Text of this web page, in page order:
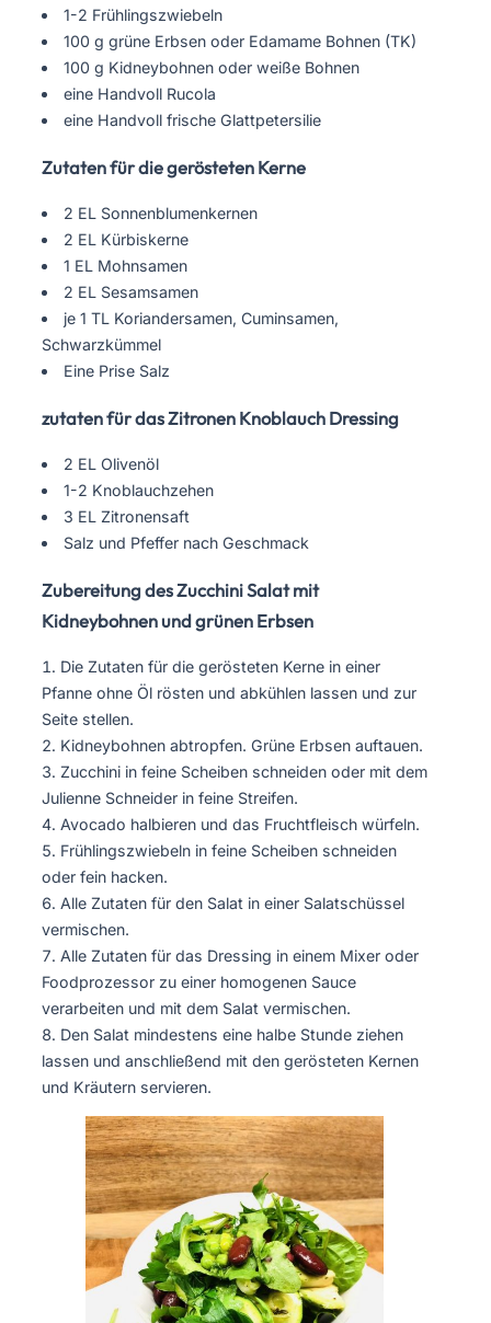
1-2 Frühlingszwiebeln
100 g grüne Erbsen oder Edamame Bohnen (TK)
100 g Kidneybohnen oder weiße Bohnen
eine Handvoll Rucola
eine Handvoll frische Glattpetersilie
Zutaten für die gerösteten Kerne
2 EL Sonnenblumenkernen
2 EL Kürbiskerne
1 EL Mohnsamen
2 EL Sesamsamen
je 1 TL Koriandersamen, Cuminsamen,
Schwarzkümmel
Eine Prise Salz
zutaten für das Zitronen Knoblauch Dressing
2 EL Olivenöl
1-2 Knoblauchzehen
3 EL Zitronensaft
Salz und Pfeffer nach Geschmack
Zubereitung des Zucchini Salat mit
Kidneybohnen und grünen Erbsen
Die Zutaten für die gerösteten Kerne in einer
Pfanne ohne Öl rösten und abkühlen lassen und zur
Seite stellen.
Kidneybohnen abtropfen. Grüne Erbsen auftauen.
Zucchini in feine Scheiben schneiden oder mit dem
Julienne Schneider in feine Streifen.
Avocado halbieren und das Fruchtfleisch würfeln.
Frühlingszwiebeln in feine Scheiben schneiden
oder fein hacken.
Alle Zutaten für den Salat in einer Salatschüssel
vermischen.
Alle Zutaten für das Dressing in einem Mixer oder
Foodprozessor zu einer homogenen Sauce
verarbeiten und mit dem Salat vermischen.
Den Salat mindestens eine halbe Stunde ziehen
lassen und anschließend mit den gerösteten Kernen
und Kräutern servieren.